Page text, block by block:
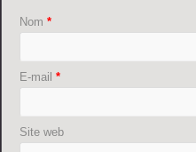
Nom*
E-mail*
Site web